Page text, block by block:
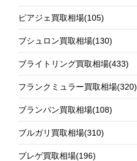
ピアジェ買取相場(105)
ブシュロン買取相場(130)
ブライトリング買取相場(433)
フランクミュラー買取相場(320)
ブランパン買取相場(108)
ブルガリ買取相場(310)
ブレゲ買取相場(196)